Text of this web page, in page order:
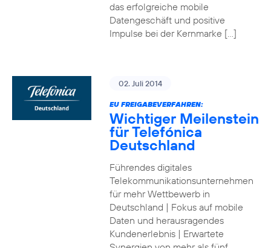
das erfolgreiche mobile
Datengeschäft und positive
Impulse bei der Kernmarke […]
02. Juli 2014
EU FREIGABEVERFAHREN:
Wichtiger Meilenstein
für Telefónica
Deutschland
Führendes digitales
Telekommunikationsunternehmen
für mehr Wettbewerb in
Deutschland | Fokus auf mobile
Daten und herausragendes
Kundenerlebnis | Erwartete